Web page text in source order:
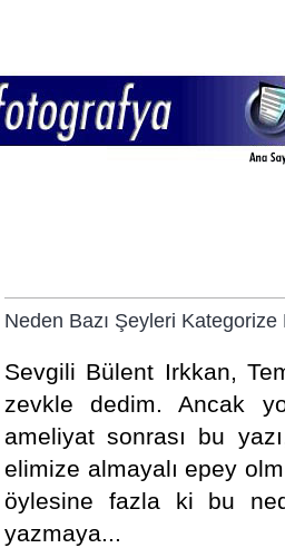
Neden Bazı Şeyleri Kategorize
Sevgili Bülent Irkkan,
zevkle dedim. Ancak
ameliyat sonrası bu
elimize almayalı epey
öylesine fazla ki bu
yazmaya...